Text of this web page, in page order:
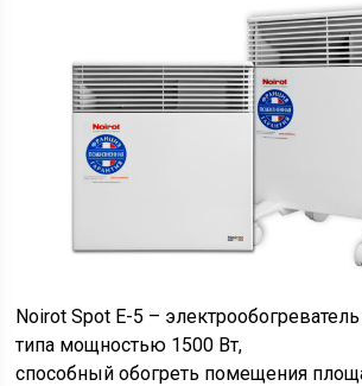
Noirot Spot Е-5 –
типа мощностью 1500 Вт,
способный обогреть помещения